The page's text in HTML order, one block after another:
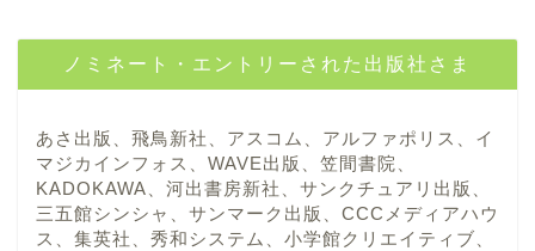
ノミネート・エントリーされた出版社さま
あさ出版、飛鳥新社、アスコム、アルファポリス、イ
マジカインフォス、WAVE出版、笠間書院、
KADOKAWA、河出書房新社、サンクチュアリ出版、
三五館シンシャ、サンマーク出版、CCCメディアハウ
ス、集英社、秀和システム、小学館クリエイティブ、